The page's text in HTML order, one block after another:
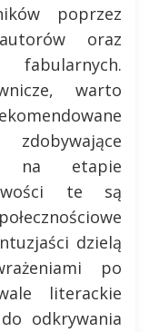
poprzez
oraz
fabularnych.
warto
na etapie
te są
dzielą
po
literackie
odkrywania